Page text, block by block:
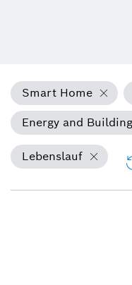
Smart Home
Energy and
Lebenslauf